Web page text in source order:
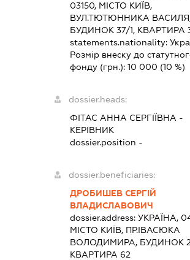
03150, МІСТО КИЇВ,
ВУЛ.ТЮТЮННИКА
БУДИНОК 37/1, КВАРТИРА
statements.nationality:
Розмір внеску до
фонду (грн.):10 000 (10 %)
dossier.heads:
ФІТАС АННА СЕРГІЇВНА -
КЕРІВНИК
dossier.position -
dossier.beneficiaries:
ДРОБИШЕВ СЕРГІЙ
ВЛАДИСЛАВОВИЧ
dossier.address:УКРАЇНА,
МІСТО КИЇВ, ПР.ІВАСЮКА
ВОЛОДИМИРА, БУДИНОК
КВАРТИРА 62